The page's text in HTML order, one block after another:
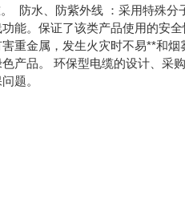
防水、防紫外线 ：采用特殊分
能。保证了该类产品使用的安
重金属，发生火灾时不易**和
产品。 环保型电缆的设计、采
题。